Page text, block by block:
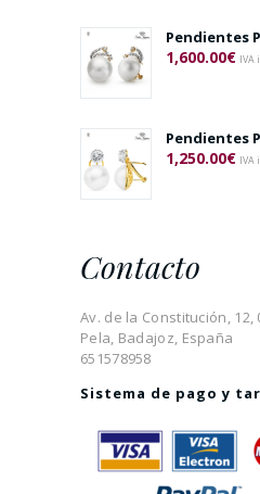
Pendientes
1,600.00€ IVA
Pendientes
1,250.00€ IVA
Contacto
Av. de la Constitución,
Pela, Badajoz, España
651578958
Sistema de pago y